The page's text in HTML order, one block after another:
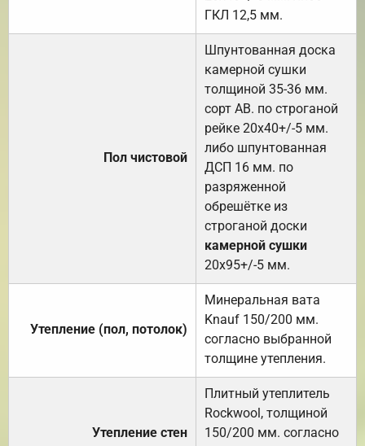
ГКЛ 12,5 мм.
Пол чистовой
Шпунтованная доска
камерной сушки
толщиной 35-36 мм.
сорт АВ. по строганой
рейке 20х40+/-5 мм.
либо шпунтованная
ДСП 16 мм. по
разряженной
обрешётке из
строганой доски
камерной сушки
20х95+/-5 мм.
Утепление (пол, потолок)
Минеральная вата
Knauf 150/200 мм.
согласно выбранной
толщине утепления.
Утепление стен
Плитный утеплитель
Rockwool, толщиной
150/200 мм. согласно